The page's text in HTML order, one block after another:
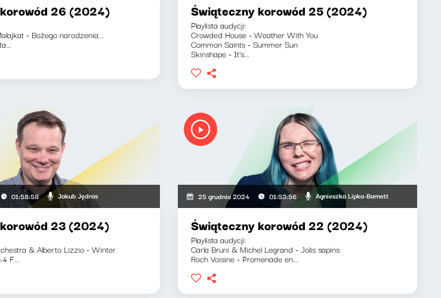
26 (2024)
- Bożego narodzenia...
Świąteczny korowód 25 (2024)
Playlista audycji:
Crowded House - Weather With You
Common Saints - Summer Sun
Skinshape - It's...
01:58:58 Jakub Jędras
23 (2024)
& Alberto Lizzio - Winter
F...
25 grudnia 2024 01:53:56 Agnieszka Lipka-Barnett
Świąteczny korowód 22 (2024)
Playlista audycji:
Carla Bruni & Michel Legrand - Jolis sapins
Roch Voisine - Promenade en...